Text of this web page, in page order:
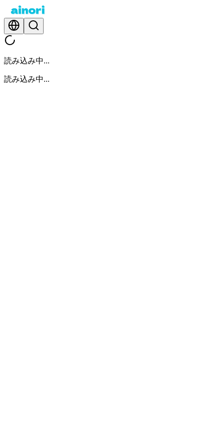
読み込み中...
読み込み中...